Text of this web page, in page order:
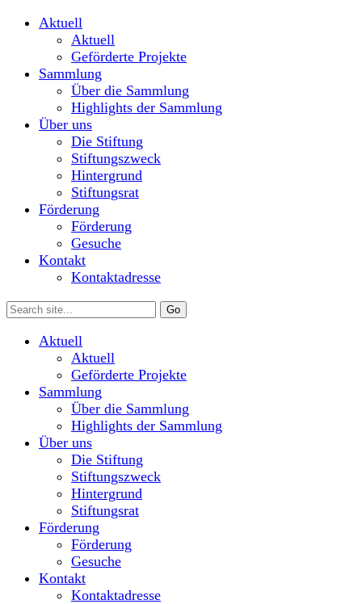
Aktuell
Aktuell
Geförderte Projekte
Sammlung
Über die Sammlung
Highlights der Sammlung
Über uns
Die Stiftung
Stiftungszweck
Hintergrund
Stiftungsrat
Förderung
Förderung
Gesuche
Kontakt
Kontaktadresse
Aktuell
Aktuell
Geförderte Projekte
Sammlung
Über die Sammlung
Highlights der Sammlung
Über uns
Die Stiftung
Stiftungszweck
Hintergrund
Stiftungsrat
Förderung
Förderung
Gesuche
Kontakt
Kontaktadresse